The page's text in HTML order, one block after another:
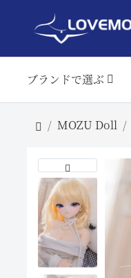
ブランドで選ぶ
MOZU Doll